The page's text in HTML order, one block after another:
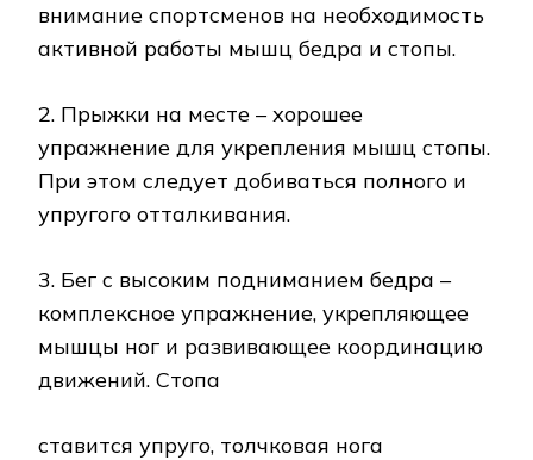
внимание спортсменов на необходимость
активной работы мышц бедра и стопы.
2. Прыжки на месте – хорошее
упражнение для укрепления мышц стопы.
При этом следует добиваться полного и
упругого отталкивания.
3. Бег с высоким подниманием бедра –
комплексное упражнение, укрепляющее
мышцы ног и развивающее координацию
движений. Стопа
ставится упруго, толчковая нога